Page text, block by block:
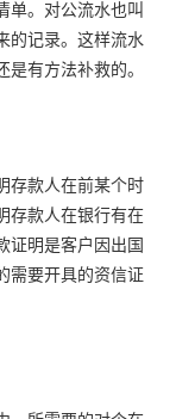
单。对公流水也叫
的记录。这样流水
有方法补救的。
存款人在前某个时
存款人在银行有在
证明是客户因出国
需要开具的资信证